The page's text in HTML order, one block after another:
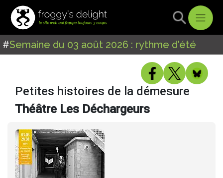
#Semaine du 03 août 2026 : rythme d'été
Petites histoires de la démesure
Théâtre Les Déchargeurs